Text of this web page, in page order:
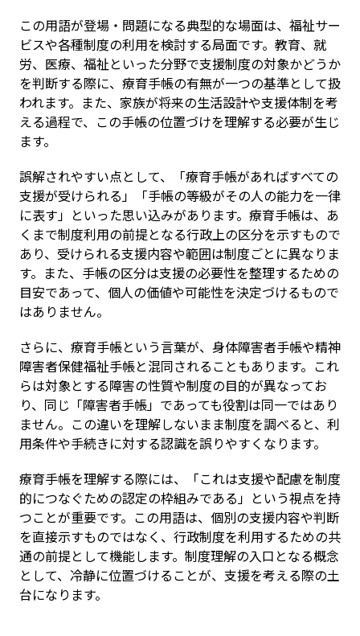
この用語が登場・問題になる典型的な場面は、福祉サー
ビスや各種制度の利用を検討する局面です。教育、就
労、医療、福祉といった分野で支援制度の対象かどうか
を判断する際に、療育手帳の有無が一つの基準として扱
われます。また、家族が将来の生活設計や支援体制を考
える過程で、この手帳の位置づけを理解する必要が生じ
ます。
誤解されやすい点として、「療育手帳があればすべての
支援が受けられる」「手帳の等級がその人の能力を一律
に表す」といった思い込みがあります。療育手帳は、あ
くまで制度利用の前提となる行政上の区分を示すもので
あり、受けられる支援内容や範囲は制度ごとに異なりま
す。また、手帳の区分は支援の必要性を整理するための
目安であって、個人の価値や可能性を決定づけるもので
はありません。
さらに、療育手帳という言葉が、身体障害者手帳や精神
障害者保健福祉手帳と混同されることもあります。これ
らは対象とする障害の性質や制度の目的が異なってお
り、同じ「障害者手帳」であっても役割は同一ではあり
ません。この違いを理解しないまま制度を調べると、利
用条件や手続きに対する認識を誤りやすくなります。
療育手帳を理解する際には、「これは支援や配慮を制度
的につなぐための認定の枠組みである」という視点を持
つことが重要です。この用語は、個別の支援内容や判断
を直接示すものではなく、行政制度を利用するための共
通の前提として機能します。制度理解の入口となる概念
として、冷静に位置づけることが、支援を考える際の土
台になります。